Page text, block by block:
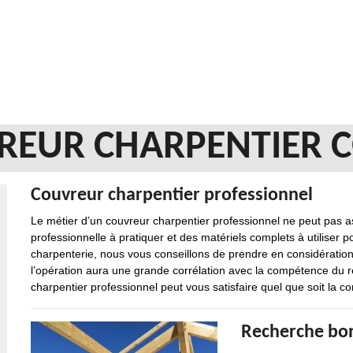
CHARPENTIER
Couvreur charpentier professionnel
Le métier d’un couvreur charpentier professionnel ne peut pas
professionnelle à pratiquer et des matériels complets à utiliser
charpenterie, nous vous conseillons de prendre en
l’opération aura une grande corrélation avec la compétence
charpentier professionnel peut vous satisfaire quel que soit la
Recherche